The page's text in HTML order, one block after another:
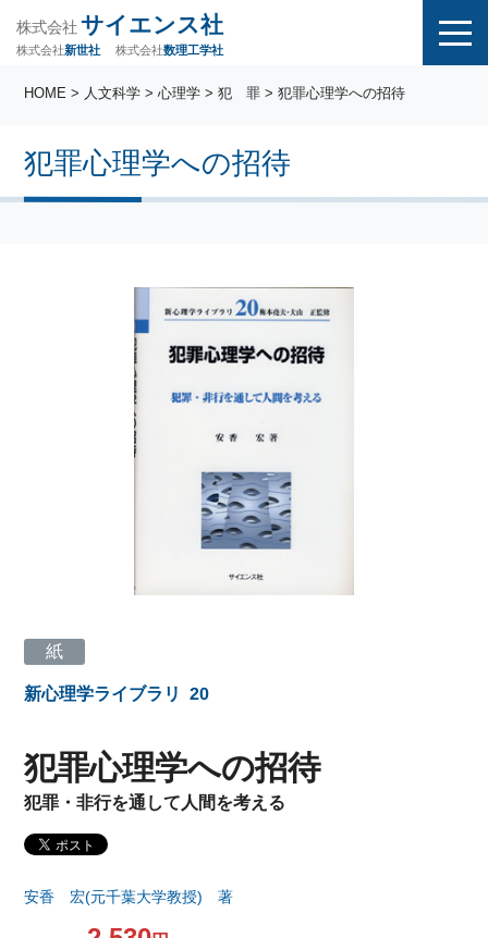
株式会社 サイエンス社
株式会社新世社 株式会社数理工学社
犯罪心理学への招待
HOME > 人文科学 >心理学 >犯 罪 > 犯罪心理学への招待
紙
新心理学ライブラリ 20
犯罪心理学への招待
犯罪・非行を通して人間を考える
安香 宏(元千葉大学教授) 著